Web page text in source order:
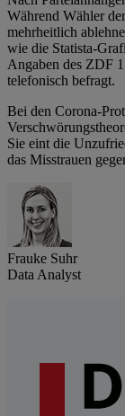
Während Wähler
mehrheitlich
wie die Statista-
Angaben des ZDF
telefonisch befragt.
Bei den Corona-
Sie eint die
das Misstrauen
Frauke Suhr
Data Analyst